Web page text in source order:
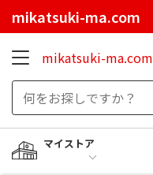
mikatsuki-ma.com
mikatsuki-ma.com
マイストア